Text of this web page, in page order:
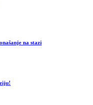
na stazi